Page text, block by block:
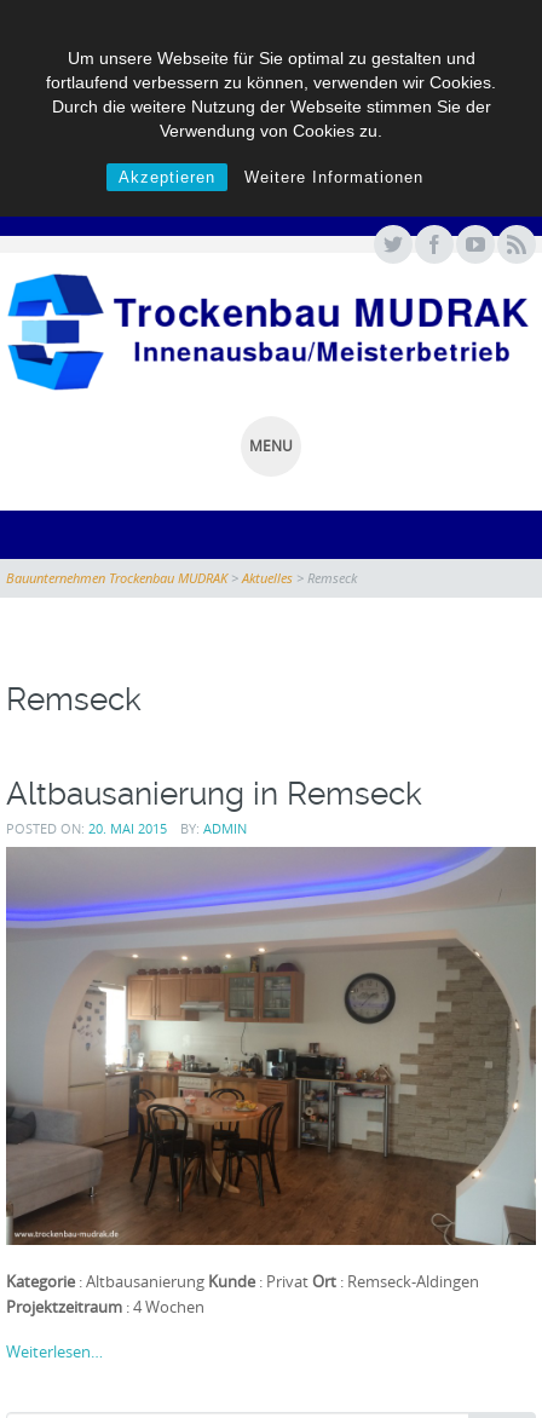
Um unsere Webseite für Sie optimal zu gestalten und
fortlaufend verbessern zu können, verwenden wir Cookies.
Durch die weitere Nutzung der Webseite stimmen Sie der
Verwendung von Cookies zu.
Akzeptieren Weitere Informationen
MENU
SKIP
CONTENT
Bauunternehmen Trockenbau MUDRAK>Aktuelles > Remseck
Remseck
Altbausanierung in Remseck
POSTED ON: 20. MAI 2015 BY: ADMIN
Kategorie : Altbausanierung Kunde : PrivatOrt : Remseck-Aldingen
Projektzeitraum : 4 Wochen
Weiterlesen…